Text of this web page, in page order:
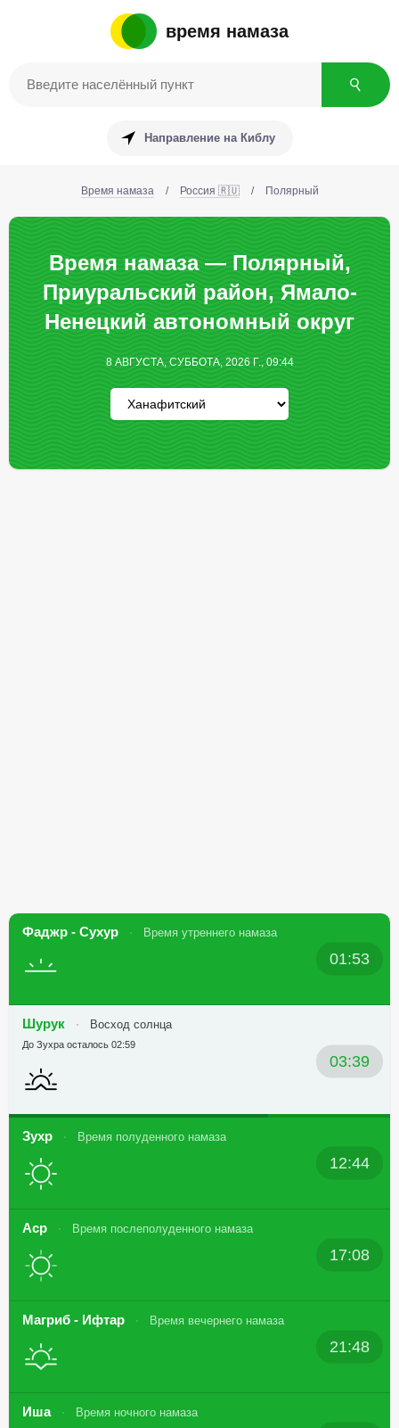
время намаза
Направление на Киблу
Время намаза / Россия 🇷🇺 / Полярный
Время намаза — Полярный,
Приуральский район, Ямало-
Ненецкий автономный округ
8 АВГУСТА, СУББОТА, 2026 Г., 09:44
Фаджр - Сухур Время утреннего намаза
01:53
Шурук Восход солнца
03:39
До Зухра осталось 02:59
Зухр Время полуденного намаза
12:44
Аср Время послеполуденного намаза
17:08
Магриб - Ифтар Время вечернего намаза
21:48
Иша Время ночного намаза